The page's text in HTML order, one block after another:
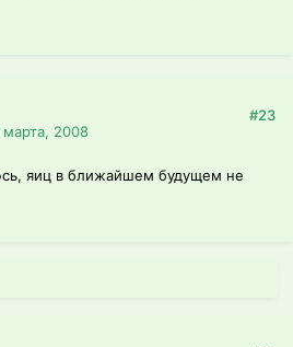
марта, 2008
#23
яиц в ближайшем будущем не